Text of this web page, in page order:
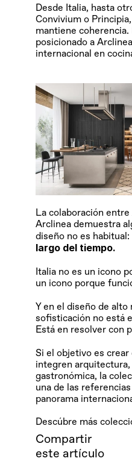
Desde Italia, hasta
Convivium o
mantiene
posicionado a
internacional en
La colaboración
Arclinea demuestra
diseño no es habitual:
largo del tiempo.
Italia no es un icono
un icono porque
Y en el diseño de alto
sofisticación no está
Está en resolver con
Si el objetivo es crear
integren
gastronómica, la
una de las
panorama
Descúbre más
Compartir
este artículo